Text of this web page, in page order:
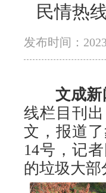
民情热
发布时间：
文成
线栏目刊
文，报道
14号，记
的垃圾大部